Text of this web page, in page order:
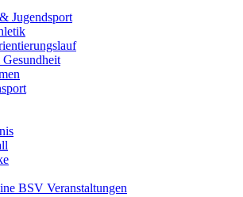
Jugendsport
BSV Veranstaltungen